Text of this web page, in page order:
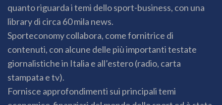
quanto riguarda i temi dello sport-business, con una
library di circa 60 mila news.
Sporteconomy collabora, come fornitrice di
contenuti, con alcune delle più importanti testate
giornalistiche in Italia e all’estero (radio, carta
stampata e tv).
Fornisce approfondimenti sui principali temi